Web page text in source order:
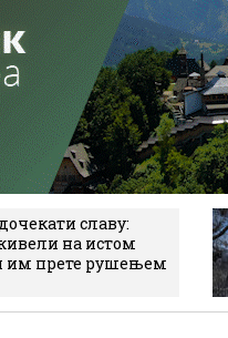
славу:
на истом
им прете рушењем